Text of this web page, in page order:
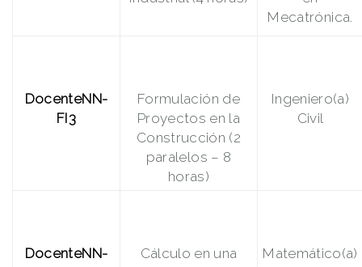
Mecatrónica.
DocenteNN-
FI3
Formulación de
Proyectos en la
Construcción (2
paralelos – 8
horas)
Ingeniero(a)
Civil
DocenteNN-
Cálculo en una
Matemático(a)